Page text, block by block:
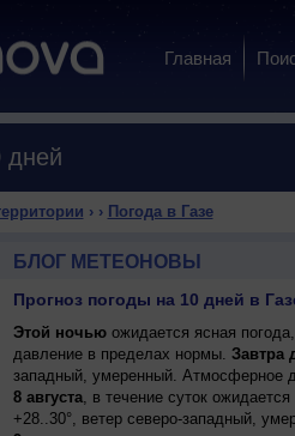
Главная
дней
› › Погода в Газе
БЛОГ МЕТЕОНОВЫ
Прогноз погоды на 10 дней в
Этой ночьюожидается ясная
давление в пределах нормы. Завтра
западный, умеренный. Атмосферное
8 августа, в течение суток
+28..30°, ветер северо-западный,